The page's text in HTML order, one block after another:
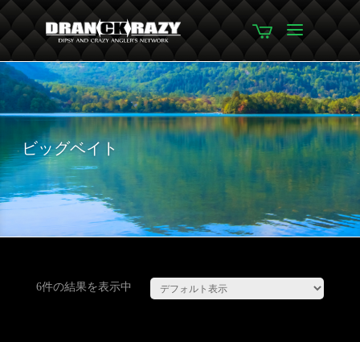
ビッグベイト
6件の結果を表示中